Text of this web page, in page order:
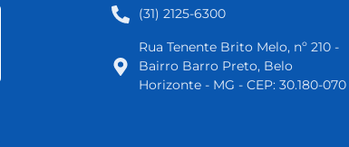
(31) 2125-6300​
Rua Tenente Brito Melo, nº 210 -
Bairro Barro Preto, Belo
Horizonte - MG - CEP: 30.180-070